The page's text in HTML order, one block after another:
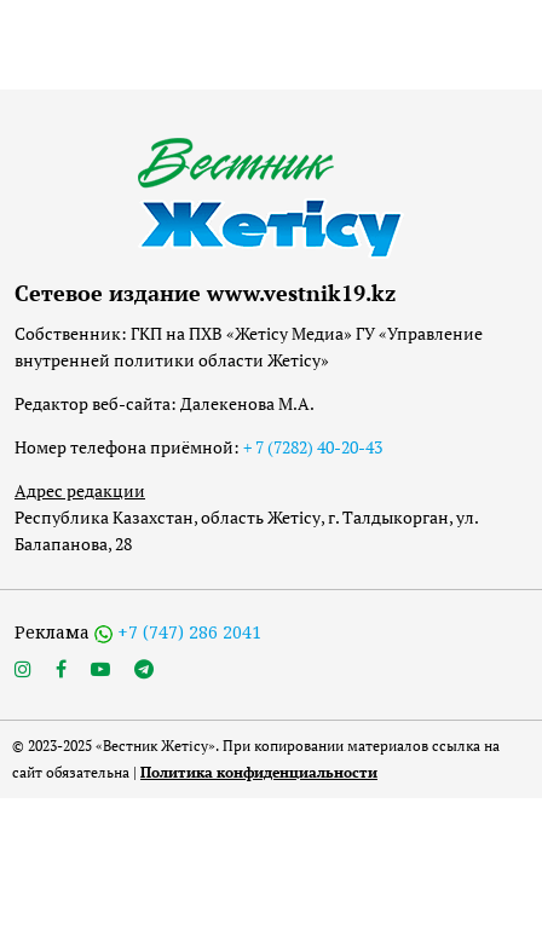
Сетевое издание www.vestnik19.kz
Собственник: ГКП на ПХВ «Жетісу Медиа» ГУ «Управление
внутренней политики области Жетісу»
Редактор веб-сайта: Далекенова М.А.
Номер телефона приёмной: + 7 (7282) 40-20-43
Адрес редакции
Республика Казахстан, область Жетісу, г. Талдыкорган, ул.
Балапанова, 28
Реклама +7 (747) 286 2041
© 2023-2025 «Вестник Жетісу». При копировании материалов ссылка на
сайт обязательна | Политика конфиденциальности